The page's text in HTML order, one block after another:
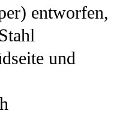
entworfen,
und